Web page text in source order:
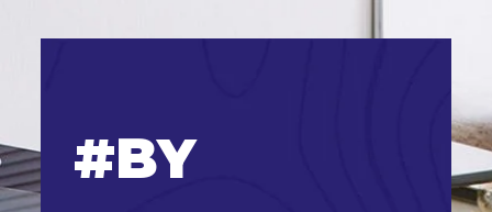
#BY